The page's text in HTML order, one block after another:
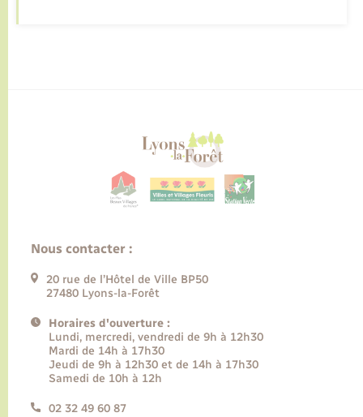
Nous contacter :
20 rue de l’Hôtel de Ville BP50
27480 Lyons-la-Forêt
Horaires d'ouverture :
Lundi, mercredi, vendredi de 9h à 12h30
Mardi de 14h à 17h30
Jeudi de 9h à 12h30 et de 14h à 17h30
Samedi de 10h à 12h
02 32 49 60 87